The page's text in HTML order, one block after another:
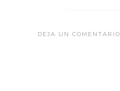
DEJA UN COMENTARIO